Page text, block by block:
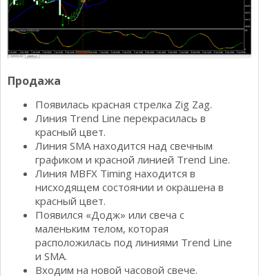
Продажа
Появилась красная стрелка Zig Zag.
Линия Trend Line перекрасилась в
красный цвет.
Линия SMA находится над свечным
графиком и красной линией Trend Line.
Линия MBFX Timing находится в
нисходящем состоянии и окрашена в
красный цвет.
Появился «Додж» или свеча с
маленьким телом, которая
расположилась под линиями Trend Line
и SMA.
Входим на новой часовой свече.